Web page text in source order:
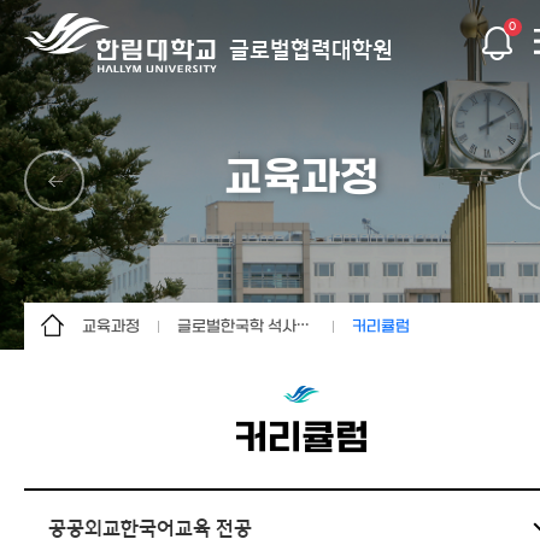
글로벌협력대학원
0
교육과정
교육과정
글로벌사회공헌연구소
글로벌협력혁신센터
글로벌한국학 석사과정
글로벌기후넥서스학
특별 프로그램
커리큘럼
수료/졸업
커리큘럼
공공외교한국어교육 전공